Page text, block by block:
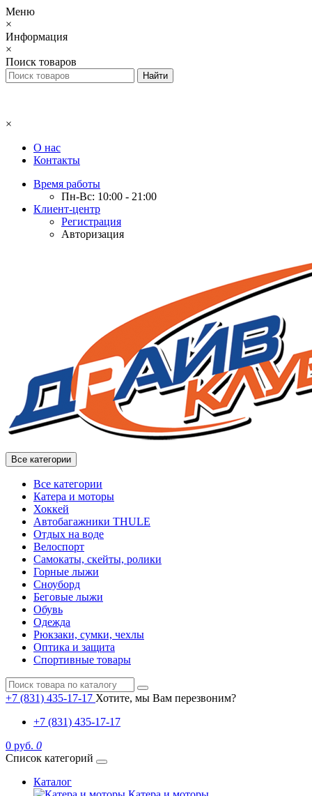
Меню
×
Информация
×
Поиск товаров
×
О нас
Контакты
Время работы
Пн-Вс: 10:00 - 21:00
Клиент-центр
Регистрация
Авторизация
Все категории
Все категории
Катера и моторы
Хоккей
Автобагажники THULE
Отдых на воде
Велоспорт
Самокаты, скейты, ролики
Горные лыжи
Сноуборд
Беговые лыжи
Обувь
Одежда
Рюкзаки, сумки, чехлы
Оптика и защита
Спортивные товары
+7 (831) 435-17-17 Хотите, мы Вам перезвоним?
+7 (831) 435-17-17
0 руб. 0
Список категорий
Каталог